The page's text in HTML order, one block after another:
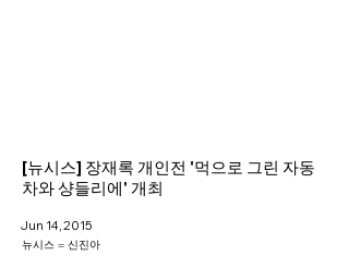
[뉴시스] 장재록 개인전 '먹으로 그린 자동
차와 샹들리에' 개최
Jun 14, 2015
뉴시스 = 신진아